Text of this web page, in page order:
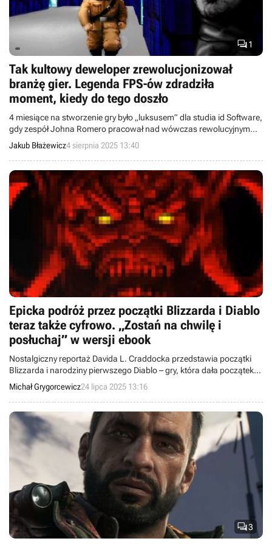
1
Tak kultowy deweloper zrewolucjonizował
branżę gier. Legenda FPS-ów zdradziła
moment, kiedy do tego doszło
4 miesiące na stworzenie gry było „luksusem” dla studia id Software,
gdy zespół Johna Romero pracował nad wówczas rewolucyjnym
Wolfensteinem 3D.
Jakub Błażewicz4 sierpnia 2025 13:40
Epicka podróż przez początki Blizzarda i Diablo
teraz także cyfrowo. „Zostań na chwilę i
posłuchaj” w wersji ebook
Nostalgiczny reportaż Davida L. Craddocka przedstawia początki
Blizzarda i narodziny pierwszego Diablo – gry, która dała początek
gatunku hack’n’slash. Od niedawna książkę można przeczytać
również w formacie ebooka.
Michał Grygorcewicz24 lipca 2025 13:16
3